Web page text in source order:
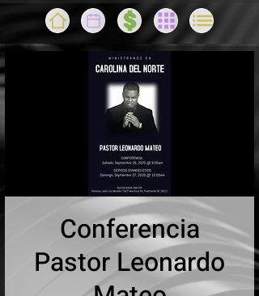
Conferencia
Pastor Leonardo